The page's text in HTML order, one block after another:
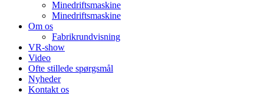
Minedriftsmaskine
Minedriftsmaskine
Om os
Fabrikrundvisning
VR-show
Video
Ofte stillede spørgsmål
Nyheder
Kontakt os